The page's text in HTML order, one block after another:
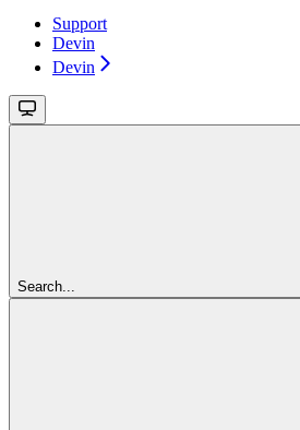
Support
Devin
Devin
Search...